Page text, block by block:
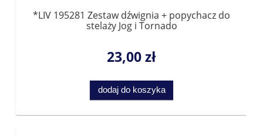
*LIV 195281 Zestaw dźwignia + popychacz do
stelaży Jog i Tornado
23,00 zł
dodaj do koszyka